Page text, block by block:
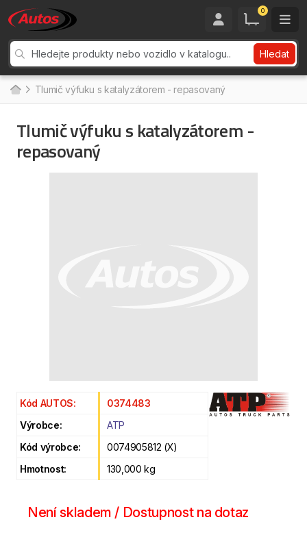
0
Hledat
Tlumič výfuku s katalyzátorem - repasovaný
Tlumič výfuku s katalyzátorem -
repasovaný
Kód AUTOS:
0374483
Výrobce:
ATP
Kód výrobce:
0074905812 (X)
Hmotnost:
130,000 kg
Není skladem / Dostupnost na dotaz